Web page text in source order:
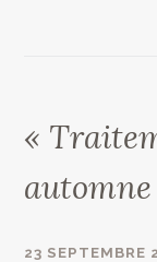
«
automne
23 SEPTEMBRE